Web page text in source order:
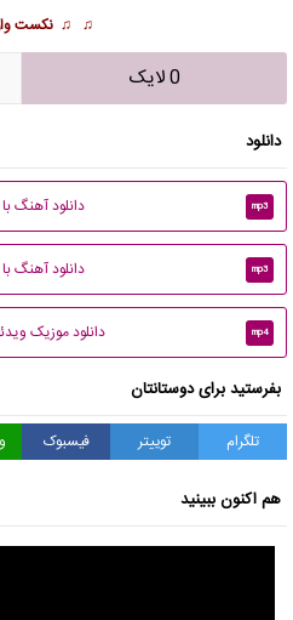
♫ ♫ نکست
0 لایک
دانلود
mp3 دانلود آهنگ با
mp3 دانلود آهنگ با
mp4 دانلود موزیک
بفرستید برای دوستانتان
تلگرام توییتر فیسبوک
هم اکنون ببینید